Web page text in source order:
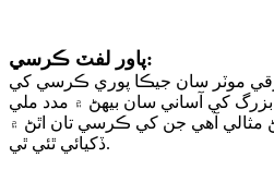
پاور لفٽ ڪرسي:
موٽر سان جيڪا پوري ڪرسي کي
کي آساني سان بيهڻ ۾ مدد ملي
مثالي آهي جن کي ڪرسي تان اٿڻ ۾
ڏکيائي ٿئي ٿي.